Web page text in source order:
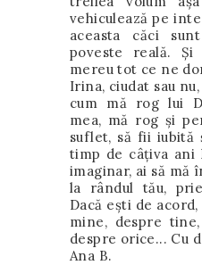
vehiculează pe
aceasta căci
poveste reală.
mereu tot ce ne
Irina, ciudat sau
cum mă rog lui
mea, mă rog şi
suflet, să fii iubită
timp de câțiva ani
imaginar, ai să mă
la rândul tău,
Dacă eşti de
mine, despre
despre orice... Cu
Ana B.